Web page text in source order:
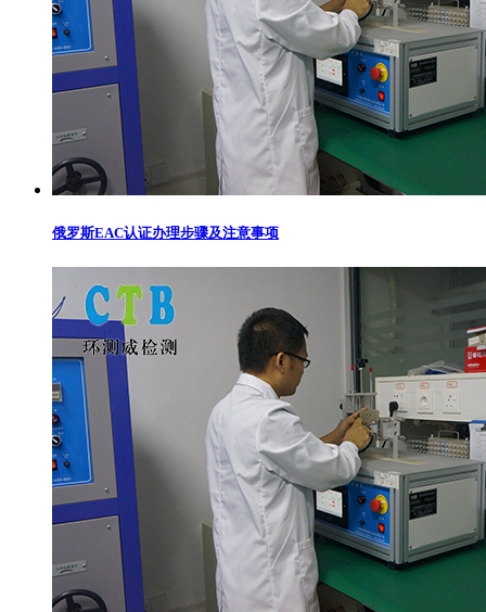
俄罗斯EAC认证办理步骤及注意事项